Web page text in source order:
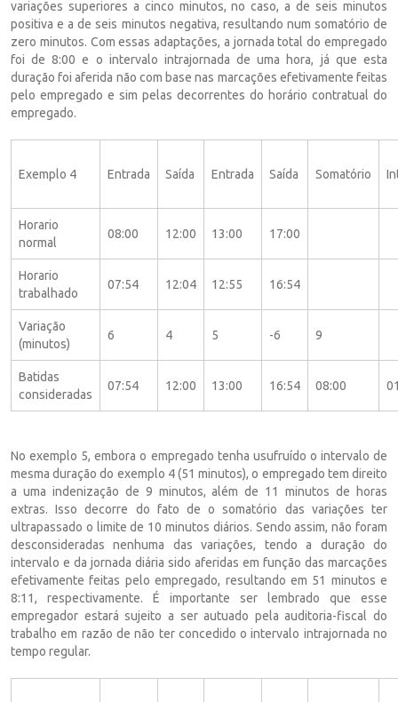
variações superiores a cinco minutos, no caso, a de seis minutos
positiva e a de seis minutos negativa, resultando num somatório de
zero minutos. Com essas adaptações, a jornada total do empregado
foi de 8:00 e o intervalo intrajornada de uma hora, já que esta
duração foi aferida não com base nas marcações efetivamente feitas
pelo empregado e sim pelas decorrentes do horário contratual do
empregado.
Exemplo 4 Entrada Saída Entrada Saída Somatório
Horario
normal
08:00 12:00 13:00 17:00
Horario
trabalhado
07:54 12:04 12:55 16:54
Variação
(minutos)
6 4 5 -6 9
Batidas
consideradas
07:54 12:00 13:00 16:54 08:00
No exemplo 5, embora o empregado tenha usufruído o intervalo de
mesma duração do exemplo 4 (51 minutos), o empregado tem direito
a uma indenização de 9 minutos, além de 11 minutos de horas
extras. Isso decorre do fato de o somatório das variações ter
ultrapassado o limite de 10 minutos diários. Sendo assim, não foram
desconsideradas nenhuma das variações, tendo a duração do
intervalo e da jornada diária sido aferidas em função das marcações
efetivamente feitas pelo empregado, resultando em 51 minutos e
8:11, respectivamente. É importante ser lembrado que esse
empregador estará sujeito a ser autuado pela auditoria-fiscal do
trabalho em razão de não ter concedido o intervalo intrajornada no
tempo regular.